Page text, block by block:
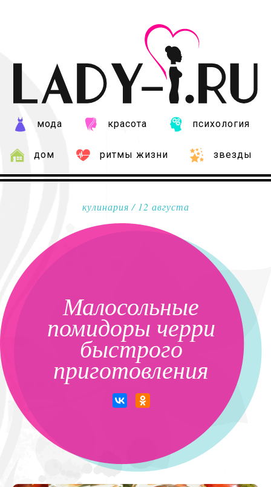
мода красота психология
дом ритмы жизни звезды
кулинария / 12 августа
Малосольные
помидоры черри
быстрого
приготовления